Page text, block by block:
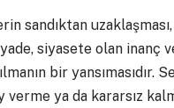
sandıktan
siyasete olan inanç
bir yansımasıdır.
verme ya da kararsız